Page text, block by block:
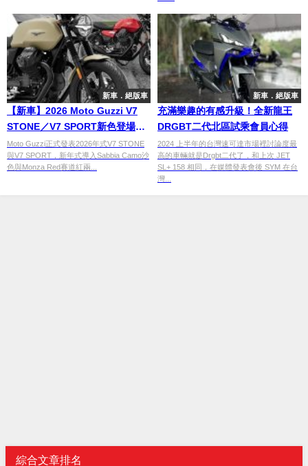
新車．絕版車
【新車】2026 Moto Guzzi V7
STONE／V7 SPORT新色登場！
Sabbia Camo沙色與Monza Red
賽道紅同步亮相
Moto Guzzi正式發表2026年式V7 STONE
與V7 SPORT，新年式導入Sabbia Camo沙
色與Monza Red賽道紅兩...
新車．絕版車
充滿樂趣的有感升級！全新龍王
DRGBT二代北區試乘會員心得
2024 上半年的台灣速可達市場裡討論度最
高的車輛就是Drgbt二代了，和上次 JET
SL+ 158 相同，在媒體發表會後 SYM 在台
灣...
綜合文章排名